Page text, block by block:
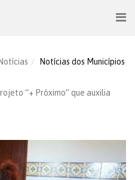
Notícias
Notícias dos Municípios
“+ Próximo” que auxilia